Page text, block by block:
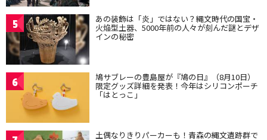
5 あの装飾は「炎」ではない？縄文時代の国宝・
火焔型土器、5000年前の人々が刻んだ謎とデザ
インの秘密
6 鳩サブレーの豊島屋が『鳩の日』（8月10日）
限定グッズ詳細を発表！今年はシリコンポーチ
「はとっこ」
土偶なりきりパーカーも！青森の縄文遺跡群で